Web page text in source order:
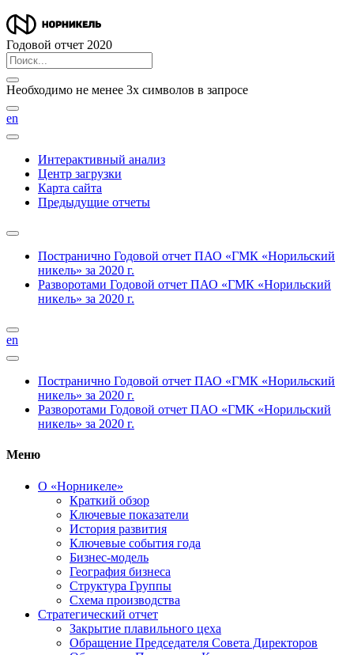
Годовой отчет 2020
Необходимо не менее 3х символов в запросе
en
Интерактивный анализ
Центр загрузки
Карта сайта
Предыдущие отчеты
Постранично Годовой отчет ПАО «ГМК «Норильский
никель» за 2020 г.
Разворотами Годовой отчет ПАО «ГМК «Норильский
никель» за 2020 г.
en
Постранично Годовой отчет ПАО «ГМК «Норильский
никель» за 2020 г.
Разворотами Годовой отчет ПАО «ГМК «Норильский
никель» за 2020 г.
Меню
О «Норникеле»
Краткий обзор
Ключевые показатели
История развития
Ключевые события года
Бизнес-модель
География бизнеса
Структура Группы
Схема производства
Стратегический отчет
Закрытие плавильного цеха
Обращение Председателя Совета Директоров